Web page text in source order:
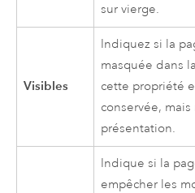
sur vierge.
Visibles
Indiquez si la
masquée dans
cette propriété
conservée, mais
présentation.
Indique si la
empêcher les